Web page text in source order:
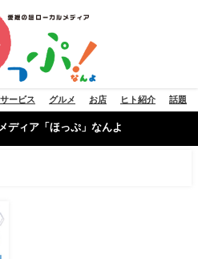
ービス グルメ お店 ヒト紹介 話題
ディア「ほっぷ」なんよ